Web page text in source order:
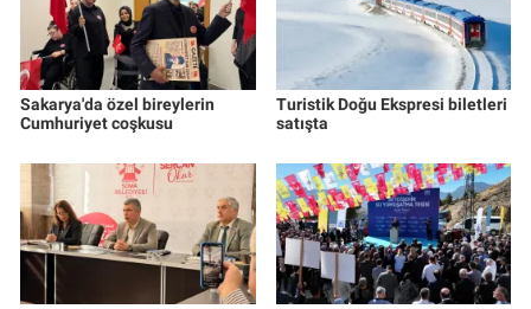
Sakarya'da özel bireylerin
Cumhuriyet coşkusu
Turistik Doğu Ekspresi biletleri
satışta